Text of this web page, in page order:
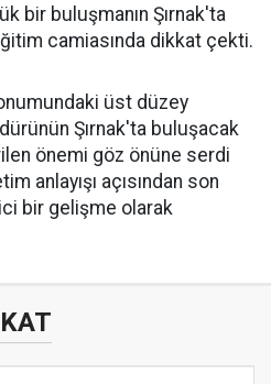
bir buluşmanın Şırnak'ta
camiasında dikkat çekti.
üst düzey
Şırnak'ta buluşacak
önemi göz önüne serdi
anlayışı açısından son
bir gelişme olarak